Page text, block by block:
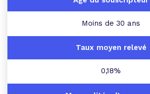
Moins de 30 ans
0,18%